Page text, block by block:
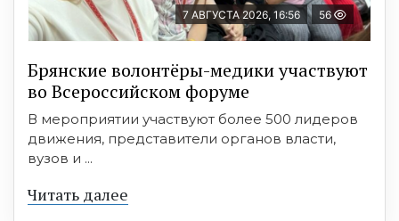
7 АВГУСТА 2026, 16:56 56
Брянские волонтёры-медики участвуют
во Всероссийском форуме
В мероприятии участвуют более 500 лидеров
движения, представители органов власти,
вузов и ...
Читать далее